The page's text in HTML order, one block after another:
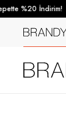
%20 İndirim!